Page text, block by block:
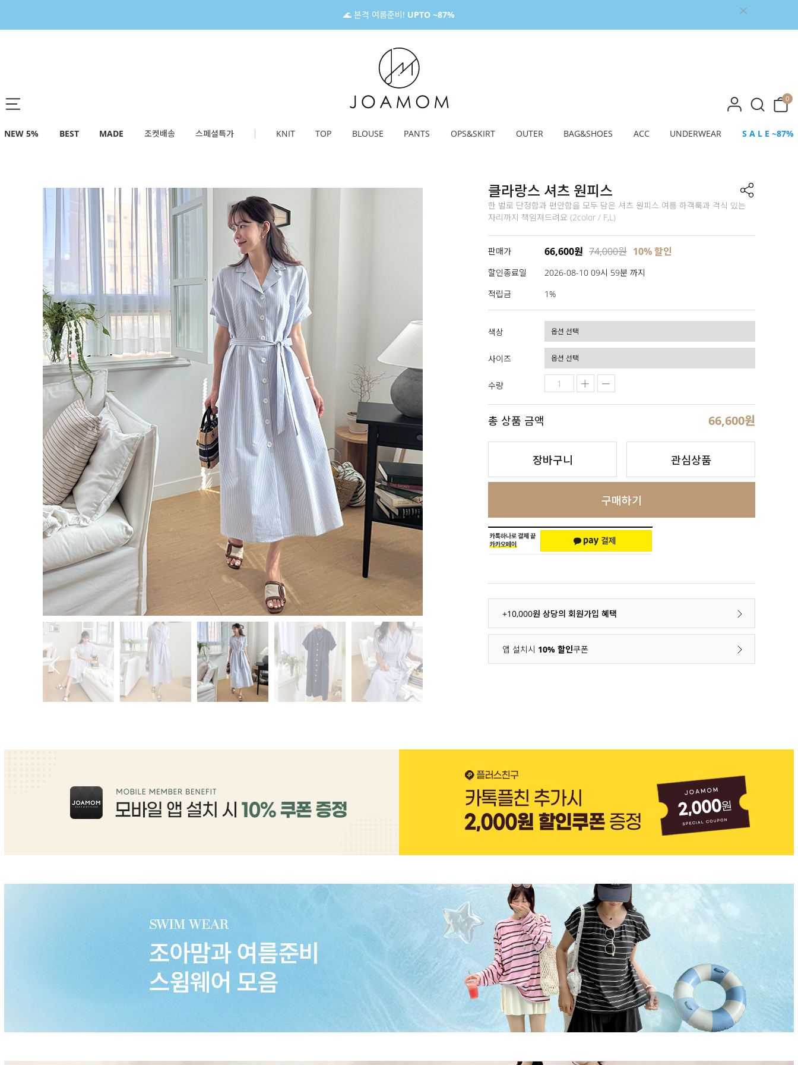
🌊 본격 여름준비! UPTO ~87%
0
NEW 5% BEST MADE 조켓배송 스페셜특가 KNIT TOP BLOUSE PANTS OPS&SKIRT OUTER BAG&SHOES ACC UNDERWEAR S A L E ~87%
클라랑스 셔츠 원피스
한 벌로 단정함과 편안함을 모두 담은 셔츠 원피스 여름 하객룩과 격식 있는
자리까지 책임져드려요 (2color / F,L)
판매가 66,600원 74,000원 10% 할인
할인종료일
2026-08-10 09시 59분 까지
적립금
1%
색상
사이즈
수량
총 상품 금액 66,600원
장바구니 관심상품
구매하기
+10,000원 상당의 회원가입 혜택
앱 설치시 10% 할인쿠폰